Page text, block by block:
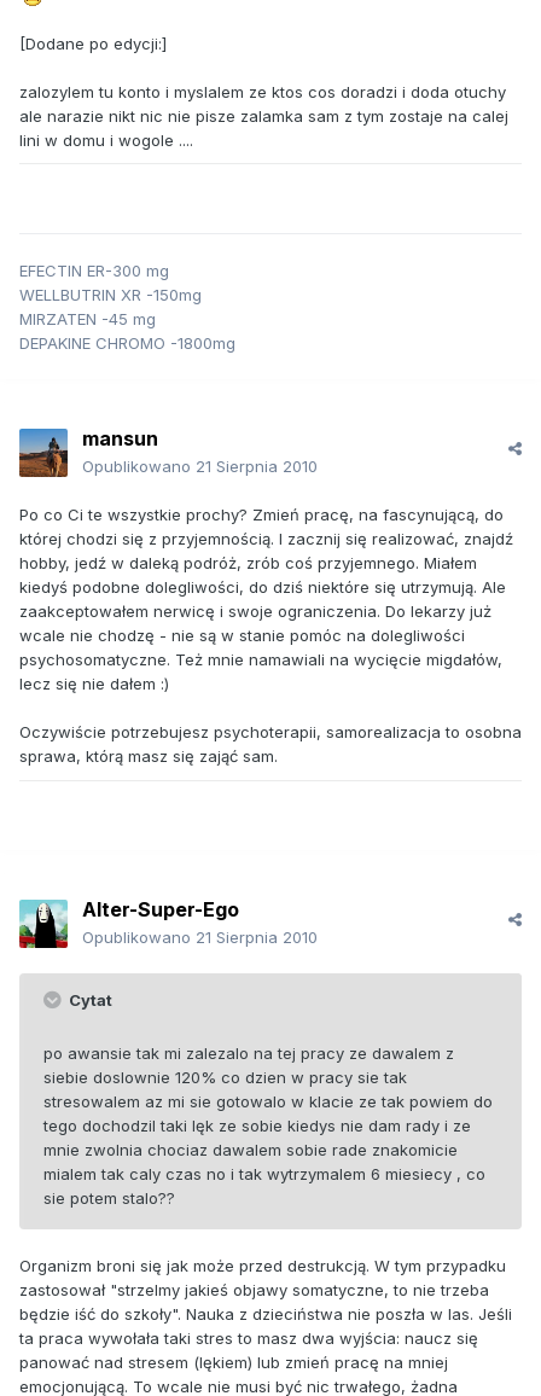
[Dodane po edycji:]
zalozylem tu konto i myslalem ze ktos cos doradzi i doda otuchy
ale narazie nikt nic nie pisze zalamka sam z tym zostaje na calej
lini w domu i wogole ....
EFECTIN ER-300 mg
WELLBUTRIN XR -150mg
MIRZATEN -45 mg
DEPAKINE CHROMO -1800mg
mansun
Opublikowano 21 Sierpnia 2010
Po co Ci te wszystkie prochy? Zmień pracę, na fascynującą, do
której chodzi się z przyjemnością. I zacznij się realizować, znajdź
hobby, jedź w daleką podróż, zrób coś przyjemnego. Miałem
kiedyś podobne dolegliwości, do dziś niektóre się utrzymują. Ale
zaakceptowałem nerwicę i swoje ograniczenia. Do lekarzy już
wcale nie chodzę - nie są w stanie pomóc na dolegliwości
psychosomatyczne. Też mnie namawiali na wycięcie migdałów,
lecz się nie dałem :)
Oczywiście potrzebujesz psychoterapii, samorealizacja to osobna
sprawa, którą masz się zająć sam.
Alter-Super-Ego
Opublikowano 21 Sierpnia 2010
Cytat
po awansie tak mi zalezalo na tej pracy ze dawalem z
siebie doslownie 120% co dzien w pracy sie tak
stresowalem az mi sie gotowalo w klacie ze tak powiem do
tego dochodzil taki lęk ze sobie kiedys nie dam rady i ze
mnie zwolnia chociaz dawalem sobie rade znakomicie
mialem tak caly czas no i tak wytrzymalem 6 miesiecy , co
sie potem stalo??
Organizm broni się jak może przed destrukcją. W tym przypadku
zastosował "strzelmy jakieś objawy somatyczne, to nie trzeba
będzie iść do szkoły". Nauka z dzieciństwa nie poszła w las. Jeśli
ta praca wywołała taki stres to masz dwa wyjścia: naucz się
panować nad stresem (lękiem) lub zmień pracę na mniej
emocjonującą. To wcale nie musi być nic trwałego, żadna